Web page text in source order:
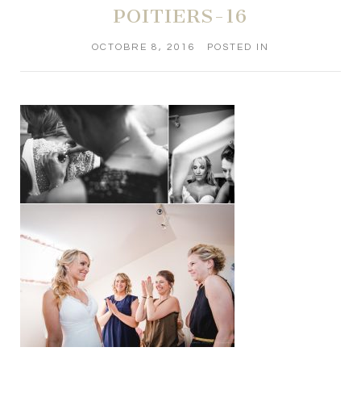
POITIERS-16
OCTOBRE 8, 2016 POSTED IN